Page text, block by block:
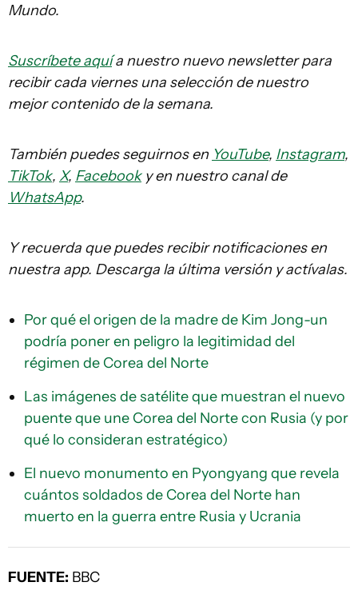
Mundo.
Suscríbete aquía nuestro nuevo newsletter para
recibir cada viernes una selección de nuestro
mejor contenido de la semana.
También puedes seguirnos en YouTube, Instagram,
TikTok, X, Facebooky en nuestro canal de
WhatsApp.
Y recuerda que puedes recibir notificaciones en
nuestra app. Descarga la última versión y actívalas.
Por qué el origen de la madre de Kim Jong-un
podría poner en peligro la legitimidad del
régimen de Corea del Norte
Las imágenes de satélite que muestran el nuevo
puente que une Corea del Norte con Rusia (y por
qué lo consideran estratégico)
El nuevo monumento en Pyongyang que revela
cuántos soldados de Corea del Norte han
muerto en la guerra entre Rusia y Ucrania
FUENTE: BBC